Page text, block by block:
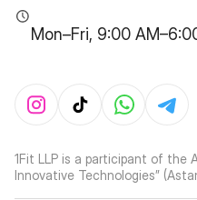
Mon–Fri, 9:00
1Fit LLP is a participant of the
Innovative Technologies”